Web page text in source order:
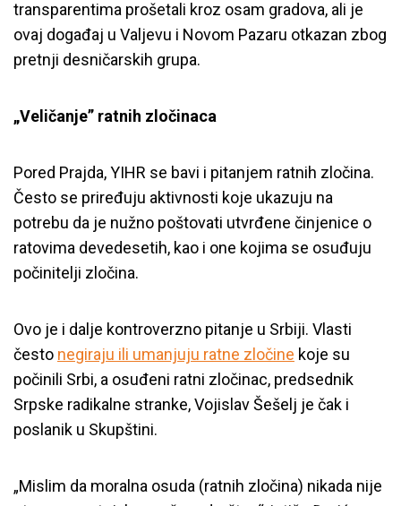
transparentima prošetali kroz osam gradova, ali je
ovaj događaj u Valjevu i Novom Pazaru otkazan zbog
pretnji desničarskih grupa.
„Veličanje” ratnih zločinаcа
Pored Prajda, YIHR se bavi i pitanjem ratnih zločina.
Često se priređuju aktivnosti koje ukazuju na
potrebu da je nužno poštovati utvrđene činjenice o
ratovima devedesetih, kao i one kojima se osuđuju
počinitelji zločina.
Ovo je i dalje kontroverzno pitanje u Srbiji. Vlasti
često negiraju ili umanjuju ratne zločine koje su
počinili Srbi, a osuđeni ratni zločinac, predsednik
Srpske radikalne stranke, Vojislav Šešelj je čak i
poslanik u Skupštini.
„Mislim da moralna osuda (ratnih zločina) nikada nije